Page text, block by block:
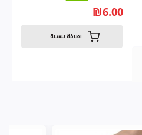
₪6.00
اضافة للسلة